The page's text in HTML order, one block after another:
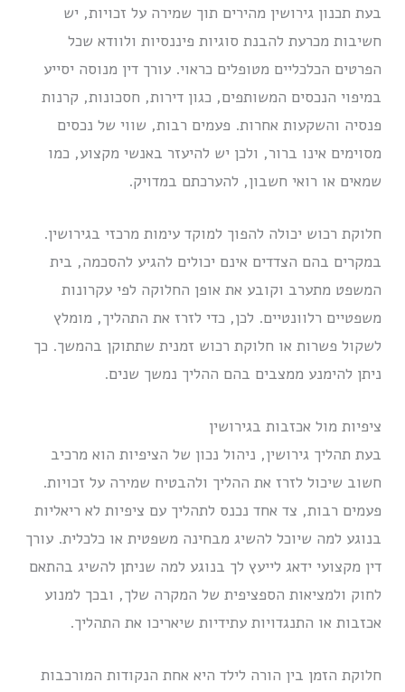
בעת תכנון גירושין מהירים תוך שמירה על זכויות, יש
חשיבות מכרעת להבנת סוגיות פיננסיות ולוודא שכל
הפרטים הכלכליים מטופלים כראוי. עורך דין מנוסה יסייע
במיפוי הנכסים המשותפים, כגון דירות, חסכונות, קרנות
פנסיה והשקעות אחרות. פעמים רבות, שווי של נכסים
מסוימים אינו ברור, ולכן יש להיעזר באנשי מקצוע, כמו
שמאים או רואי חשבון, להערכתם במדויק.
חלוקת רכוש יכולה להפוך למוקד עימות מרכזי בגירושין.
במקרים בהם הצדדים אינם יכולים להגיע להסכמה, בית
המשפט מתערב וקובע את אופן החלוקה לפי עקרונות
משפטיים רלוונטיים. לכן, כדי לזרז את התהליך, מומלץ
לשקול פשרות או חלוקת רכוש זמנית שתתוקן בהמשך. כך
ניתן להימנע ממצבים בהם ההליך נמשך שנים.
ציפיות מול אכזבות בגירושין
בעת תהליך גירושין, ניהול נכון של הציפיות הוא מרכיב
חשוב שיכול לזרז את ההליך ולהבטיח שמירה על זכויות.
פעמים רבות, צד אחד נכנס לתהליך עם ציפיות לא ריאליות
בנוגע למה שיוכל להשיג מבחינה משפטית או כלכלית. עורך
דין מקצועי ידאג לייעץ לך בנוגע למה שניתן להשיג בהתאם
לחוק ולמציאות הספציפית של המקרה שלך, ובכך למנוע
אכזבות או התנגדויות עתידיות שיאריכו את התהליך.
חלוקת הזמן בין הורה לילד היא אחת הנקודות המורכבות